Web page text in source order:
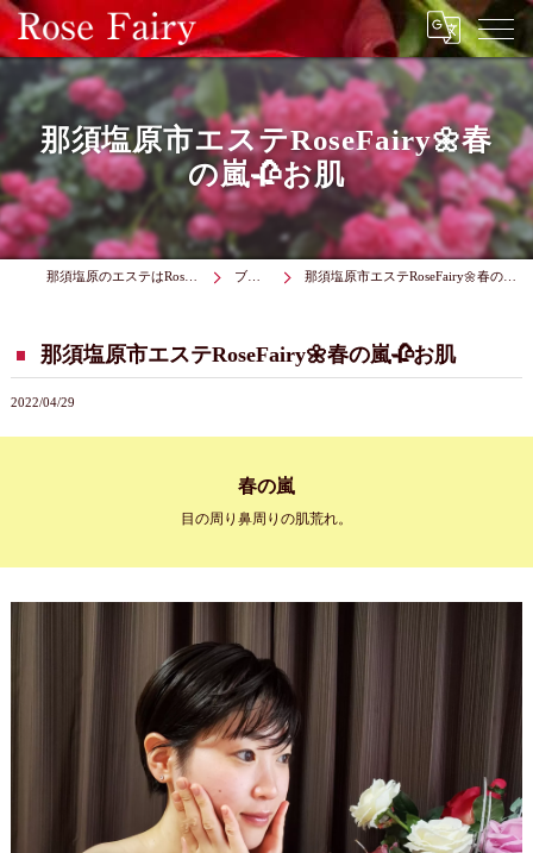
那須塩原市エステRoseFairy🌼春
の嵐🥀お肌
那須塩原のエステはRose Fairy ブログ 那須塩原市エステRoseFairy🌼春の嵐🥀お肌
那須塩原市エステRoseFairy🌼春の嵐🥀お肌
2022/04/29
春の嵐
目の周り鼻周りの肌荒れ。